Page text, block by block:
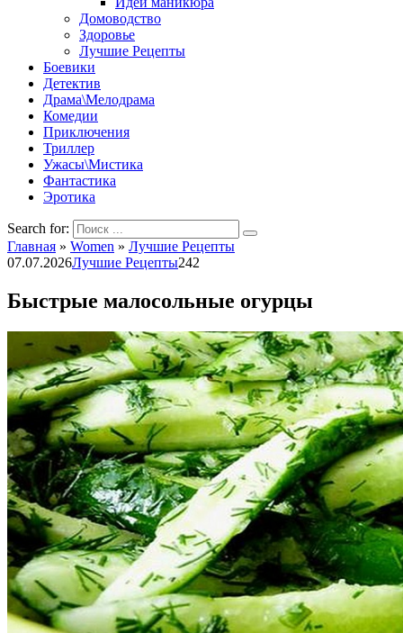
Домоводство
Здоровье
Лучшие Рецепты
Боевики
Детектив
Драма\Мелодрама
Комедии
Приключения
Триллер
Ужасы\Мистика
Фантастика
Эротика
Search for:
Главная » Women » Лучшие Рецепты
07.07.2026Лучшие Рецепты242
Быстрые малосольные огурцы